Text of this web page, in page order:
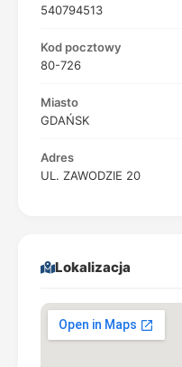
540794513
Kod pocztowy
80-726
Miasto
GDAŃSK
Adres
UL. ZAWODZIE 20
Lokalizacja